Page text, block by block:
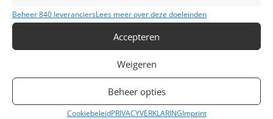
Beheer 840 leveranciersLees meer over deze doeleinden
Accepteren
Weigeren
Beheer opties
CookiebeleidPRIVACYVERKLARINGImprint